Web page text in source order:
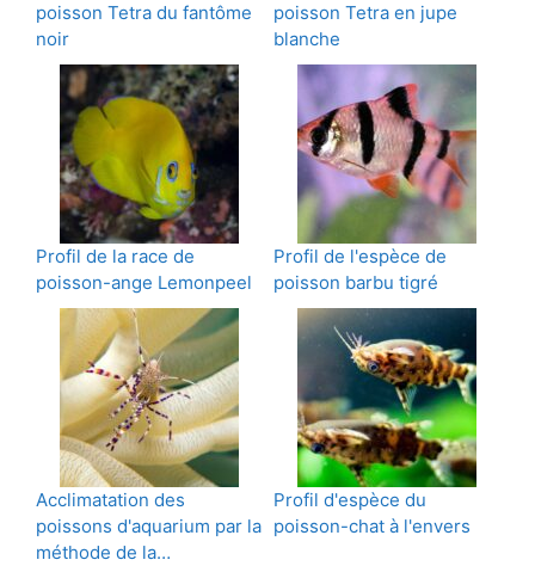
poisson Tetra du fantôme
noir
poisson Tetra en jupe
blanche
Profil de la race de
poisson-ange Lemonpeel
Profil de l'espèce de
poisson barbu tigré
Acclimatation des
poissons d'aquarium par la
méthode de la…
Profil d'espèce du
poisson-chat à l'envers